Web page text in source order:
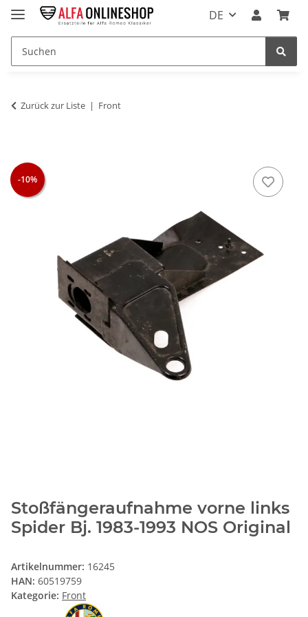
DE
Zurück zur Liste Front
-10%
Stoßfängeraufnahme vorne links
Spider Bj. 1983-1993 NOS Original
Artikelnummer: 16245
HAN: 60519759
Kategorie: Front